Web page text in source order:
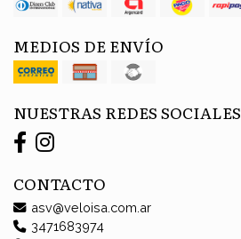
MEDIOS DE ENVÍO
NUESTRAS REDES SOCIALES
CONTACTO
asv@veloisa.com.ar
3471683974